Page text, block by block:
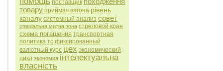
поставщик
товару приймач вагона рівень
каналу системный анализ совет
спеціальна митна зона стреловой кран
схема погашения транспортная
политика тс фиксированный
валютный курс цех экономический
цикл экономия інтелектуальна
власність